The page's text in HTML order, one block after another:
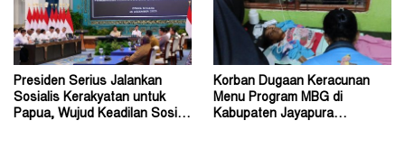
Presiden Serius Jalankan
Sosialis Kerakyatan untuk
Papua, Wujud Keadilan Sosial
Korban Dugaan Keracunan
Menu Program MBG di
Kabupaten Jayapura